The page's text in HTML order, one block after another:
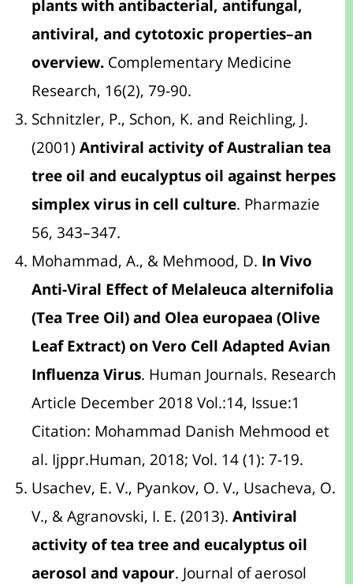
plants with antibacterial, antifungal,
antiviral, and cytotoxic properties–an
overview.Complementary Medicine
Research, 16(2), 79-90.
Schnitzler, P., Schon, K. and Reichling, J.
(2001)Antiviral activity of Australian tea
tree oil and eucalyptus oil against herpes
simplex virus in cell culture . Pharmazie
56, 343–347.
Mohammad, A., & Mehmood, D.In Vivo
Anti-Viral Effect of Melaleuca alternifolia
(Tea Tree Oil) and Olea europaea (Olive
Leaf Extract) on Vero Cell Adapted Avian
Influenza Virus . Human Journals. Research
Article December 2018 Vol.:14, Issue:1
Citation: Mohammad Danish Mehmood et
al. Ijppr.Human, 2018; Vol. 14 (1): 7-19.
Usachev, E. V., Pyankov, O. V., Usacheva, O.
V., & Agranovski, I. E. (2013).Antiviral
activity of tea tree and eucalyptus oil
aerosol and vapour . Journal of aerosol